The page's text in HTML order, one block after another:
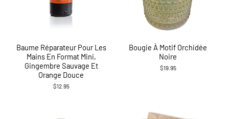
Baume Réparateur Pour Les
Mains En Format Mini,
Gingembre Sauvage Et
Orange Douce
$12.95
Bougie À Motif Orchidée
Noire
$19.95